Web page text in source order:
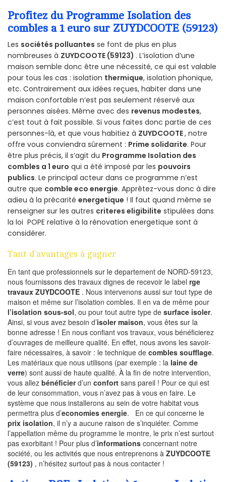
Profitez du Programme Isolation des
combles a 1 euro sur ZUYDCOOTE (59123)
Les sociétés polluantes se font de plus en plus
nombreuses à ZUYDCOOTE (59123) . L’isolation d’une
maison semble donc être une nécessité, ce qui est valable
pour tous les cas : isolation thermique, isolation phonique,
etc. Contrairement aux idées reçues, habiter dans une
maison confortable n’est pas seulement réservé aux
personnes aisées. Même avec des revenus modestes,
c’est tout à fait possible. Si vous faites donc partie de ces
personnes-là, et que vous habitiez à ZUYDCOOTE, notre
offre vous conviendra sûrement : Prime solidarite. Pour
être plus précis, il s’agit du Programme Isolation des
combles a 1 euro qui a été imposé par les pouvoirs
publics. Le principal acteur dans ce programme n’est
autre que comble eco energie. Apprêtez-vous donc à dire
adieu à la précarité energetique ! Il faut quand même se
renseigner sur les autres criteres eligibilite stipulées dans
la loi POPE relative à la rénovation energetique sont à
considérer.
Tant d’avantages à gagner
En tant que professionnels sur le departement de NORD-59123,
nous fournissons des travaux dignes de recevoir le label rge
travaux ZUYDCOOTE . Nous intervenons aussi sur tout type de
maison et même sur l’isolation combles. Il en va de même pour
l’isolation sous-sol, ou pour tout autre type de surface isoler.
Ainsi, si vous avez besoin d’isoler maison, vous êtes sur la
bonne adresse ! En nous confiant vos travaux, vous bénéficierez
d’ouvrages de meilleure qualité. En effet, nous avons les savoir-
faire nécessaires, à savoir : le technique de combles soufflage.
Les matériaux que nous utilisons (par exemple : la laine de
verre) sont aussi de haute qualité. À la fin de notre intervention,
vous allez bénéficierd’un confort sans pareil ! Pour ce qui est
de leur consommation, vous n’avez pas à vous en faire. Le
système que nous installerons au sein de votre habitat vous
permettra plus d’economies energie. En ce qui concerne le
prix isolation, il n’y a aucune raison de s’inquiéter. Comme
l’appellation même du programme le montre, le prix n’est surtout
pas exorbitant ! Pour plus d’informations concernant notre
société, ou les activités que nous entreprenons à ZUYDCOOTE
(59123) , n’hésitez surtout pas à nous contacter !